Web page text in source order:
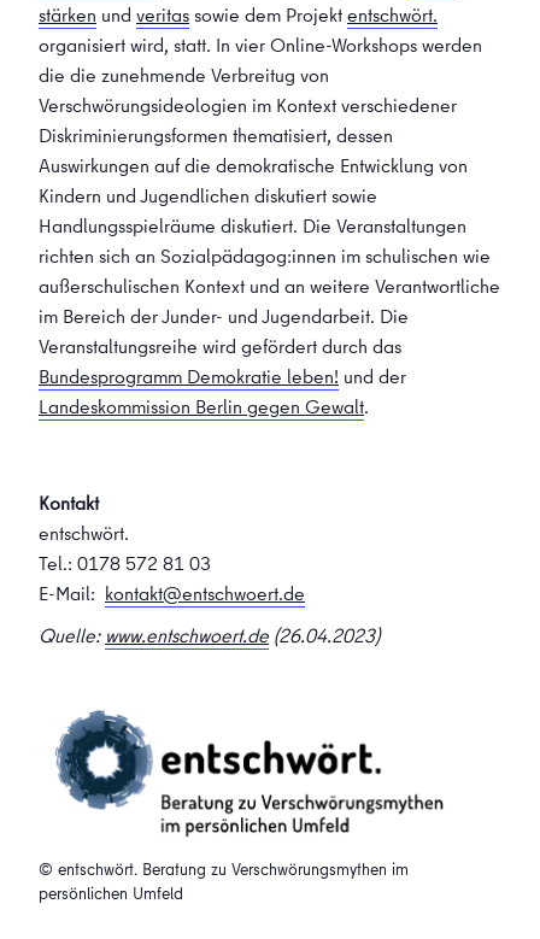
stärken und veritassowie dem Projektentschwört.
organisiert wird, statt. In vier Online-Workshops werden
die die zunehmende Verbreitug von
Verschwörungsideologien im Kontext verschiedener
Diskriminierungsformen thematisiert, dessen
Auswirkungen auf die demokratische Entwicklung von
Kindern und Jugendlichen diskutiert sowie
Handlungsspielräume diskutiert. Die Veranstaltungen
richten sich an Sozialpädagog:innen im schulischen wie
außerschulischen Kontext und an weitere Verantwortliche
im Bereich der Junder- und Jugendarbeit. Die
Veranstaltungsreihe wird gefördert durch das
Bundesprogramm Demokratie leben! und der
Landeskommission Berlin gegen Gewalt.
Kontakt
entschwört.
Tel.: 0178 572 81 03
E-Mail: kontakt@entschwoert.de
Quelle: www.entschwoert.de (26.04.2023)
© entschwört. Beratung zu Verschwörungsmythen im
persönlichen Umfeld